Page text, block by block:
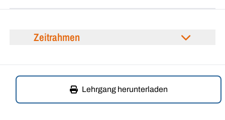
Zeitrahmen
Lehrgang herunterladen